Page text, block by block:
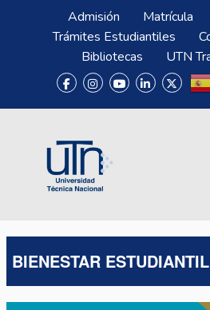
Pasar al contenido principal
Menú SuperiorAdmisión Matrícula
Trámites Estudiantiles
Bibliotecas
UTN
BIENESTAR ESTUDIANTIL